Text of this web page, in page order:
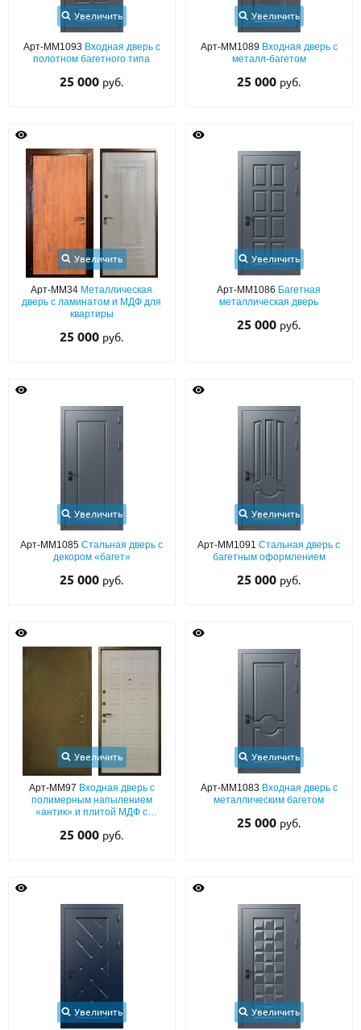
Увеличить
Арт-ММ1093 Входная дверь с
полотном багетного типа
25 000 руб.
Увеличить
Арт-ММ1089 Входная дверь с
металл-багетом
25 000 руб.
Увеличить
Арт-ММ34 Металлическая
дверь с ламинатом и МДФ для
квартиры
25 000 руб.
Увеличить
Арт-ММ1086 Багетная
металлическая дверь
25 000 руб.
Увеличить
Арт-ММ1085Стальная дверь с
декором «багет»
25 000 руб.
Увеличить
Арт-ММ1091Стальная дверь с
багетным оформлением
25 000 руб.
Увеличить
Арт-ММ97 Входная дверь с
полимерным напылением
«антик» и плитой МДФ с
25 000 руб.
Увеличить
Арт-ММ1083 Входная дверь с
металлическим багетом
25 000 руб.
Увеличить Увеличить